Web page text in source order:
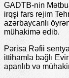
GADTB-nin
irqşi fars rejim
azərbaycanlı
mühakimə edib.
Pərisa Rəfii
ittihamla bağlı
aparılıb və